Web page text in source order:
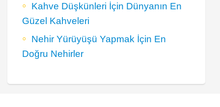
Kahve Düşkünleri İçin Dünyanın En
Güzel Kahveleri
Nehir Yürüyüşü Yapmak İçin En
Doğru Nehirler